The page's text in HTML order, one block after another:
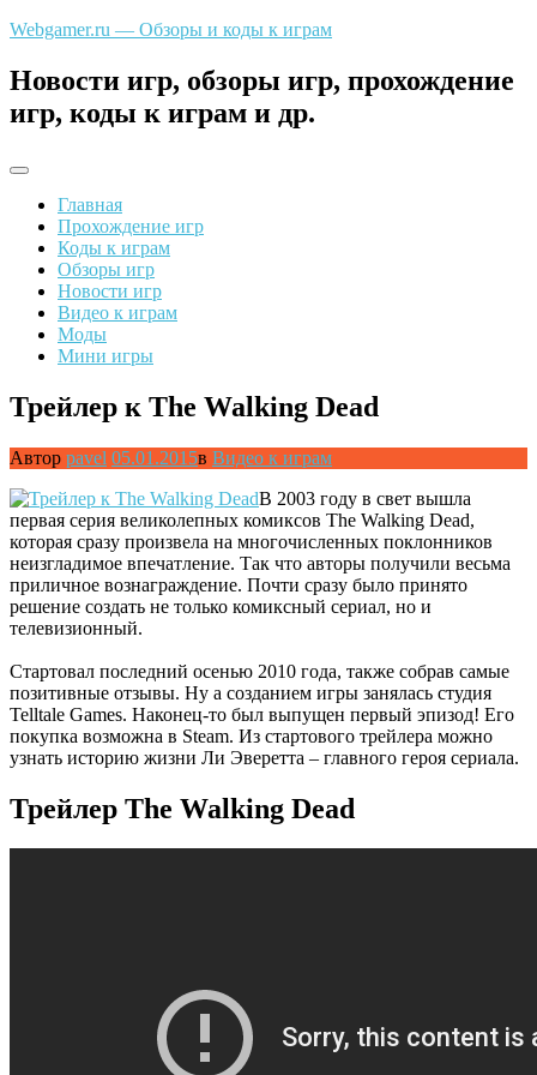
Перейти
содержимому
Webgamer.ru — Обзоры и коды к играм
Новости игр, обзоры игр, прохождение
игр, коды к играм и др.
Главная
Прохождение игр
Коды к играм
Обзоры игр
Новости игр
Видео к играм
Моды
Мини игры
Трейлер к The Walking Dead
Автор pavel 05.01.2015в Видео к играм
В 2003 году в свет вышла
первая серия великолепных комиксов The Walking Dead,
которая сразу произвела на многочисленных поклонников
неизгладимое впечатление. Так что авторы получили весьма
приличное вознаграждение. Почти сразу было принято
решение создать не только комиксный сериал, но и
телевизионный.
Стартовал последний осенью 2010 года, также собрав самые
позитивные отзывы. Ну а созданием игры занялась студия
Telltale Games. Наконец-то был выпущен первый эпизод! Его
покупка возможна в Steam. Из стартового трейлера можно
узнать историю жизни Ли Эверетта – главного героя сериала.
Трейлер The Walking Dead